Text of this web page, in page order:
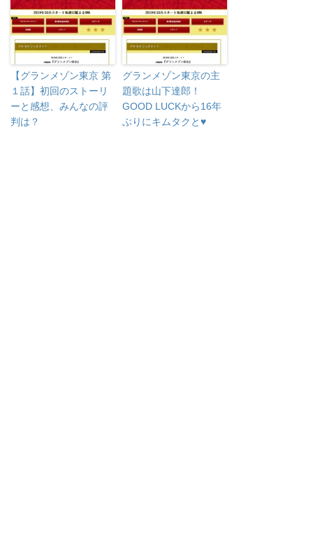
【グランメゾン東京 第
１話】初回のストーリ
ーと感想、みんなの評
判は？
グランメゾン東京の主
題歌は山下達郎！
GOOD LUCKから16年
ぶりにキムタクと♥